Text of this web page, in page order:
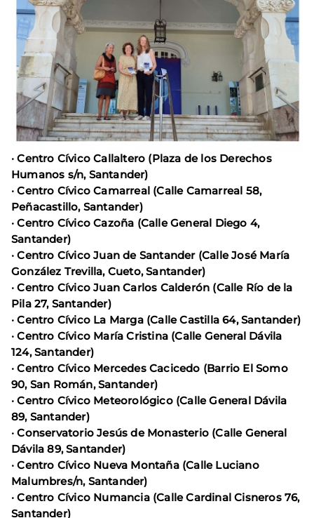
· Centro Cívico Callaltero (Plaza de los Derechos
Humanos s/n, Santander)
· Centro Cívico Camarreal (Calle Camarreal 58,
Peñacastillo, Santander)
· Centro Cívico Cazoña (Calle General Diego 4,
Santander)
· Centro Cívico Juan de Santander (Calle José María
González Trevilla, Cueto, Santander)
· Centro Cívico Juan Carlos Calderón (Calle Río de la
Pila 27, Santander)
· Centro Cívico La Marga (Calle Castilla 64, Santander)
· Centro Cívico María Cristina (Calle General Dávila
124, Santander)
· Centro Cívico Mercedes Cacicedo (Barrio El Somo
90, San Román, Santander)
· Centro Cívico Meteorológico (Calle General Dávila
89, Santander)
· Conservatorio Jesús de Monasterio (Calle General
Dávila 89, Santander)
· Centro Cívico Nueva Montaña (Calle Luciano
Malumbres/n, Santander)
· Centro Cívico Numancia (Calle Cardinal Cisneros 76,
Santander)